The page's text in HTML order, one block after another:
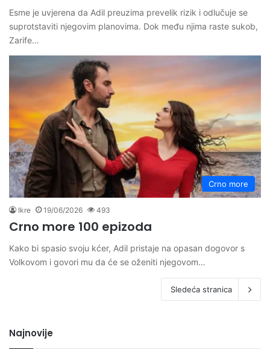
Esme je uvjerena da Adil preuzima prevelik rizik i odlučuje se
suprotstaviti njegovim planovima. Dok među njima raste sukob,
Zarife…
Crno more
Ikre 19/06/2026 493
Crno more 100 epizoda
Kako bi spasio svoju kćer, Adil pristaje na opasan dogovor s
Volkovom i govori mu da će se oženiti njegovom…
Sledeća stranica
Najnovije